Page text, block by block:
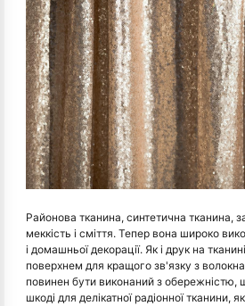
Районова тканина, синтетична тканина,
меккість і сміття. Тепер вона широко
і домашньої декорації. Як і друк на
поверхнем для кращого зв'язку з
повинен бути виконаний з обережністю,
шкоді для делікатної радіонної тканини,